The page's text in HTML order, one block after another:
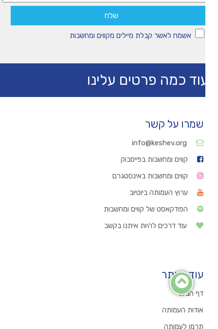
אשמח לאשר קבלת מיילים מקווים ומחשבות
כמה פרטים עלינו
שמרו על קשר
info@keshev.org
קווים ומחשבות בפייסבוק
קווים ומחשבות באינסטגרם
ערוץ העמותה ביוטיוב
הפודקאסט של קווים ומחשבות
עוד דרכים להיות איתנו בקשב
עוד באתר
דף הבית
אודות העמותה
תרמו לעמותה